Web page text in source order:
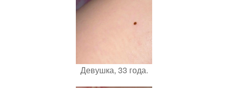
Девушка, 33 года.